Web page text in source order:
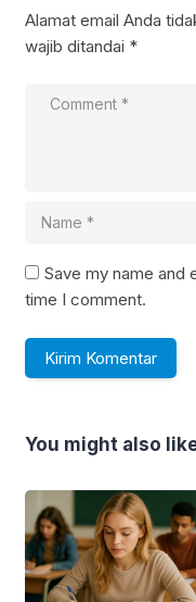
Alamat email Anda
wajib ditandai *
Save my name and
time I comment.
You might also